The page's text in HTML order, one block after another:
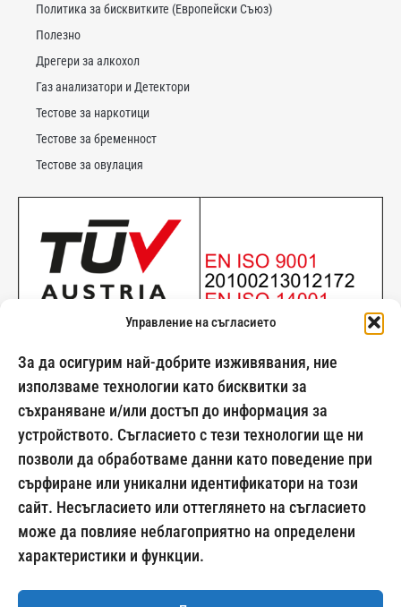
Управление на съгласието
За да осигурим най-добрите изживявания, ние
използваме технологии като бисквитки за
съхраняване и/или достъп до информация за
устройството. Съгласието с тези технологии ще ни
позволи да обработваме данни като поведение при
сърфиране или уникални идентификатори на този
сайт. Несъгласието или оттеглянето на съгласието
може да повлияе неблагоприятно на определени
характеристики и функции.
Политика за бисквитките (Европейски Съюз)
Полезно
Дрегери за алкохол
Газ анализатори и Детектори
Тестове за наркотици
Тестове за бременност
Тестове за овулация
024500269
Начини на плащане: